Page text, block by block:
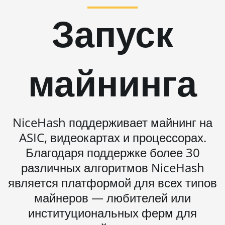
BITMAIN AntMiner
L11 Hyd. 2U (33Gh)
BITMAIN AntMiner
L11 Pro (21Gh)
L3 ++
BITMAIN AntMiner
L3+
BITMAIN AntMiner
L7
BITMAIN AntMiner
L9 (16Gh)
Запуск
майнинга
NiceHash поддерживает майнинг на
ASIC, видеокартах и процессорах.
Благодаря поддержке более 30
различных алгоритмов NiceHash
является платформой для всех типов
майнеров — любителей или
институциональных ферм для